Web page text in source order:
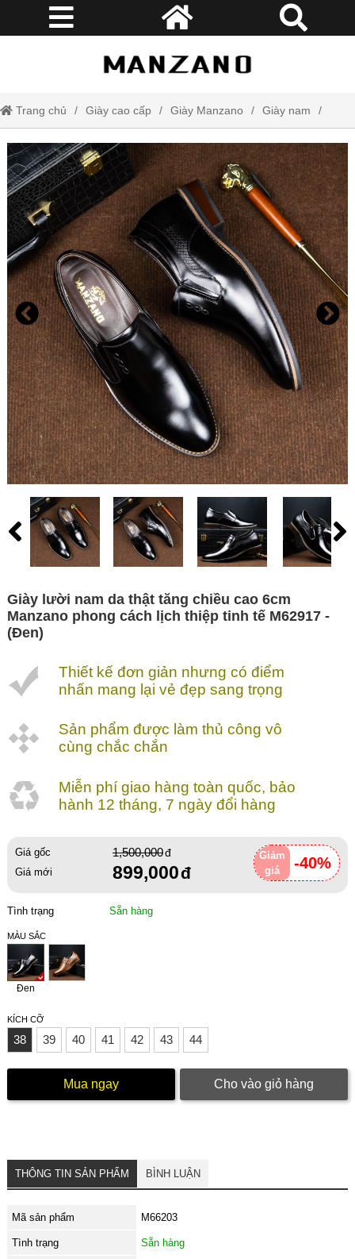
Trang chủ Giày cao cấp Giày Manzano Giày nam
Giày lười nam da thật tăng chiều cao 6cm Manzano phong cách lịch
thiệp tinh tế M62917
Giày lười nam da thật tăng chiều cao 6cm
Manzano phong cách lịch thiệp tinh tế M62917 -
(Đen)
Thiết kế đơn giản nhưng có điểm
nhấn mang lại vẻ đẹp sang trọng
Sản phẩm được làm thủ công vô
cùng chắc chắn
Miễn phí giao hàng toàn quốc, bảo
hành 12 tháng, 7 ngày đổi hàng
Giảm
giá
-40%
Giá gốc 1,500,000
Giá mới 899,000
Tình trạng Sẵn hàng
MÀU SẮC
Đen
KÍCH CỠ
38 39 40 41 42 43 44
Mua ngay Cho vào giỏ hàng
THÔNG TIN SẢN PHẨM BÌNH LUẬN
Mã sản phẩm M66203
Tình trạng Sẵn hàng